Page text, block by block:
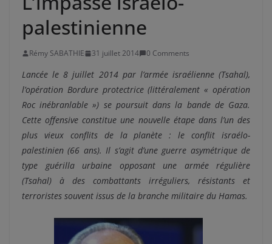
palestinienne
Rémy SABATHIE 31 juillet 2014 0 Comments
Lancée le 8 juillet 2014 par l’armée israélienne (Tsahal),
l’opération Bordure protectrice (littéralement « opération
Roc inébranlable ») se poursuit dans la bande de Gaza.
Cette offensive constitue une nouvelle étape dans l’un des
plus vieux conflits de la planète : le conflit israélo-
palestinien (66 ans). Il s’agit d’une guerre asymétrique de
type guérilla urbaine opposant une armée régulière
(Tsahal) à des combattants irréguliers, résistants et
terroristes souvent issus de la branche militaire du Hamas.